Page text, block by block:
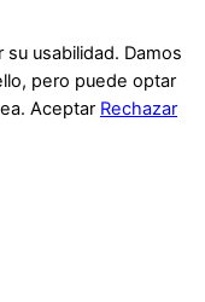
usabilidad. Damos
pero puede optar
Aceptar Rechazar